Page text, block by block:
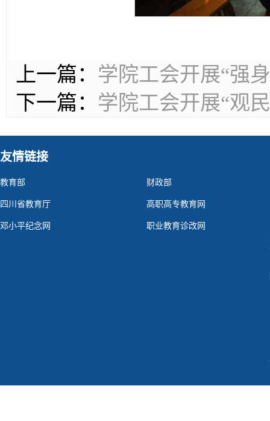
上一篇： 学院工会开展“强
下一篇： 学院工会开展“观
友情链接
教育部 财政部
四川省教育厅 高职高专教育网
邓小平纪念网 职业教育诊改网